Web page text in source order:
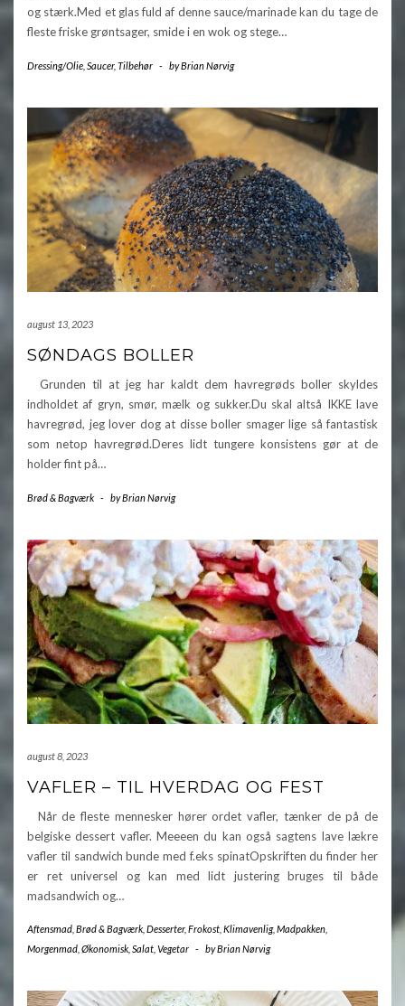
og stærk.Med et glas fuld af denne sauce/marinade kan du tage de
fleste friske grøntsager, smide i en wok og stege…
Dressing/Olie Saucer, Tilbehør - byBrian Nørvig
august 13, 2023
SØNDAGS BOLLER
Grunden til at jeg har kaldt dem havregrøds boller skyldes
indholdet af gryn, smør, mælk og sukker.Du skal altså IKKE lave
havregrød, jeg lover dog at disse boller smager lige så fantastisk
som netop havregrød.Deres lidt tungere konsistens gør at de
holder fint på…
Brød & Bagværk - byBrian Nørvig
august 8, 2023
VAFLER – TIL HVERDAG OG FEST
Når de fleste mennesker hører ordet vafler, tænker de på de
belgiske dessert vafler. Meeeen du kan også sagtens lave lækre
vafler til sandwich bunde med f.eks spinatOpskriften du finder her
er ret universel og kan med lidt justering bruges til både
madsandwich og…
Aftensmad Brød & Bagværk Desserter, Frokost Klimavenlig, Madpakken
Morgenmad Økonomisk Salat Vegetar - byBrian Nørvig